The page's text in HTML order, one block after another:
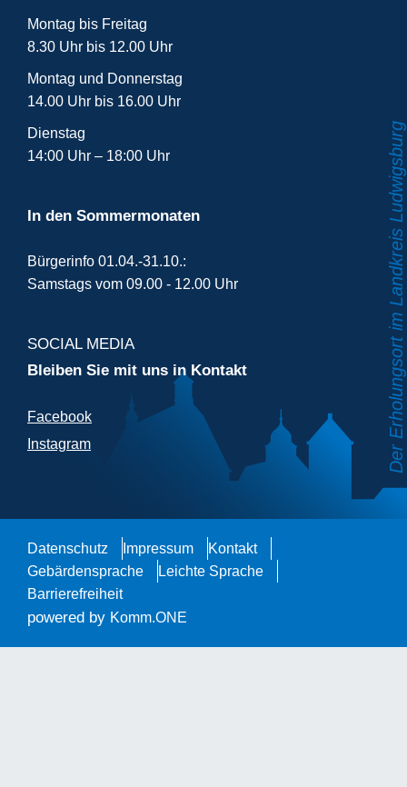
Montag bis Freitag
8.30 Uhr bis 12.00 Uhr
Montag und Donnerstag
14.00 Uhr bis 16.00 Uhr
Dienstag
14:00 Uhr – 18:00 Uhr
In den Sommermonaten
Bürgerinfo 01.04.-31.10.:
Samstags vom 09.00 - 12.00 Uhr
SOCIAL MEDIA
Bleiben Sie mit uns in Kontakt
Facebook
Instagram
Datenschutz Impressum
Kontakt
Gebärdensprache
Leichte Sprache
Barrierefreiheit
powered by Komm.ONE